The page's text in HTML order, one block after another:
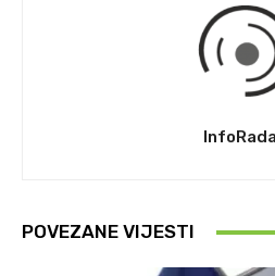
POVEZANE VIJESTI